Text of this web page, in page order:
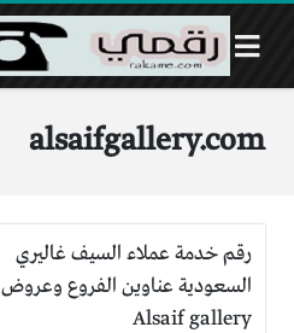
alsaifgallery.com
رقم خدمة عملاء السيف غاليري
السعودية عناوين الفروع وعروض
Alsaif gallery